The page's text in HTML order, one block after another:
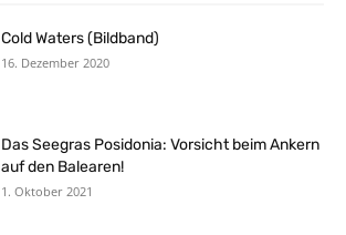
Cold Waters (Bildband)
16. Dezember 2020
Das Seegras Posidonia: Vorsicht beim Ankern
auf den Balearen!
1. Oktober 2021